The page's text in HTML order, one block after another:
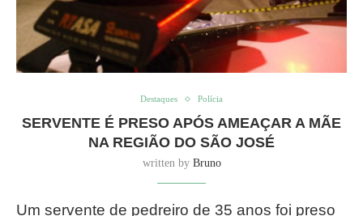
Destaques Polícia
SERVENTE É PRESO APÓS AMEAÇAR A MÃE
NA REGIÃO DO SÃO JOSÉ
written by Bruno
Um servente de pedreiro de 35 anos foi preso